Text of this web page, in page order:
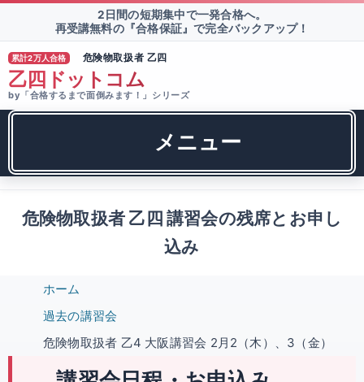
2日間の短期集中で一発合格へ。
再受講無料の『合格保証』で完全バックアップ！
累計2万人合格 危険物取扱者 乙四
乙四ドットコム
by「合格するまで面倒みます！」シリーズ
メニュー
危険物取扱者 乙四 講習会の残席とお申し
込み
ホーム
過去の講習会
危険物取扱者 乙4 大阪講習会 2月2（木）、3（金）